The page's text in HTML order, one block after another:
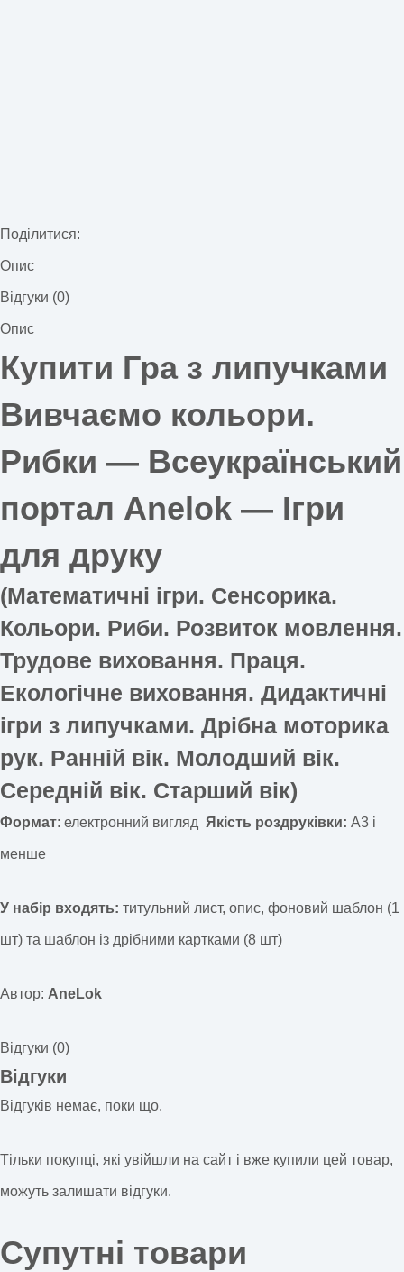
Поділитися:
Опис
Відгуки (0)
Опис
Купити Гра з липучками
Вивчаємо кольори.
Рибки — Всеукраїнський
портал Anelok — Ігри
для друку
(Математичні ігри. Сенсорика.
Кольори. Риби. Розвиток мовлення.
Трудове виховання. Праця.
Екологічне виховання. Дидактичні
ігри з липучками. Дрібна моторика
рук. Ранній вік. Молодший вік.
Середній вік. Старший вік)
Формат: електронний вигляд Якість роздруківки: А3 і
менше
У набір входять: титульний лист, опис, фоновий шаблон (1
шт) та шаблон із дрібними картками (8 шт)
Автор: AneLok
Відгуки (0)
Відгуки
Відгуків немає, поки що.
Тільки покупці, які увійшли на сайт і вже купили цей товар,
можуть залишати відгуки.
Супутні товари